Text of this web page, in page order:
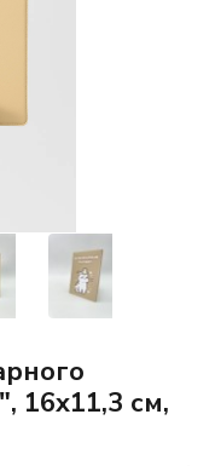
16х11,3 см,